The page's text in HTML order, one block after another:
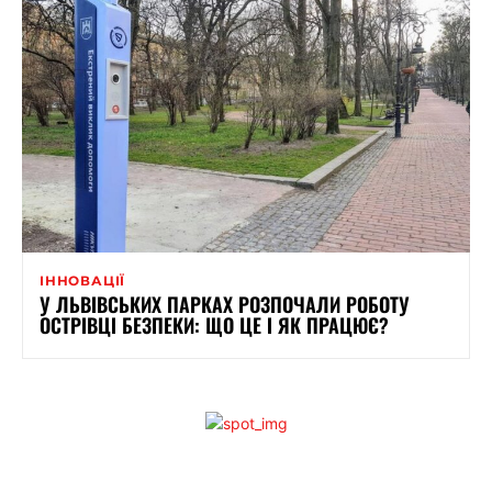
ІННОВАЦІЇ
У ЛЬВІВСЬКИХ ПАРКАХ РОЗПОЧАЛИ РОБОТУ
ОСТРІВЦІ БЕЗПЕКИ: ЩО ЦЕ І ЯК ПРАЦЮЄ?